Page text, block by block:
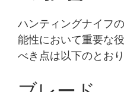
ハンティングナイフ
能性において重要な
べき点は以下のとおり